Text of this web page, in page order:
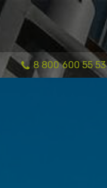
8 800 600 55 53